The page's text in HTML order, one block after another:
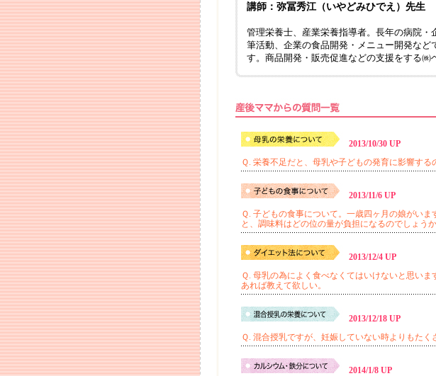
講師：弥冨秀江（いやどみひでえ）先生
管理栄養士、産業栄養指導者。長年の病院
筆活動、企業の食品開発・メニュー開発な
す。商品開発・販売促進などの支援をする㈱